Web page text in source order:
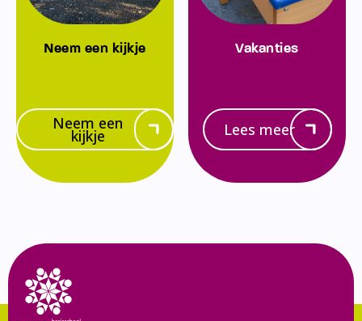
Neem een kijkje
Neem een
kijkje
Vakanties
Lees meer